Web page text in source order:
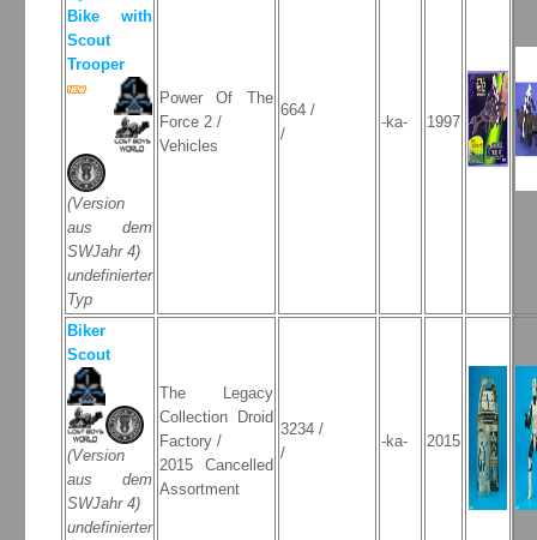
Bike with
Scout
Trooper
(Version
aus dem
SWJahr 4)
undefinierter
Typ
Power Of The
Force 2 /
Vehicles
664 /
/
-ka- 1997
Biker
Scout
(Version
aus dem
SWJahr 4)
undefinierter
The Legacy
Collection Droid
Factory /
2015 Cancelled
Assortment
3234 /
/
-ka- 2015